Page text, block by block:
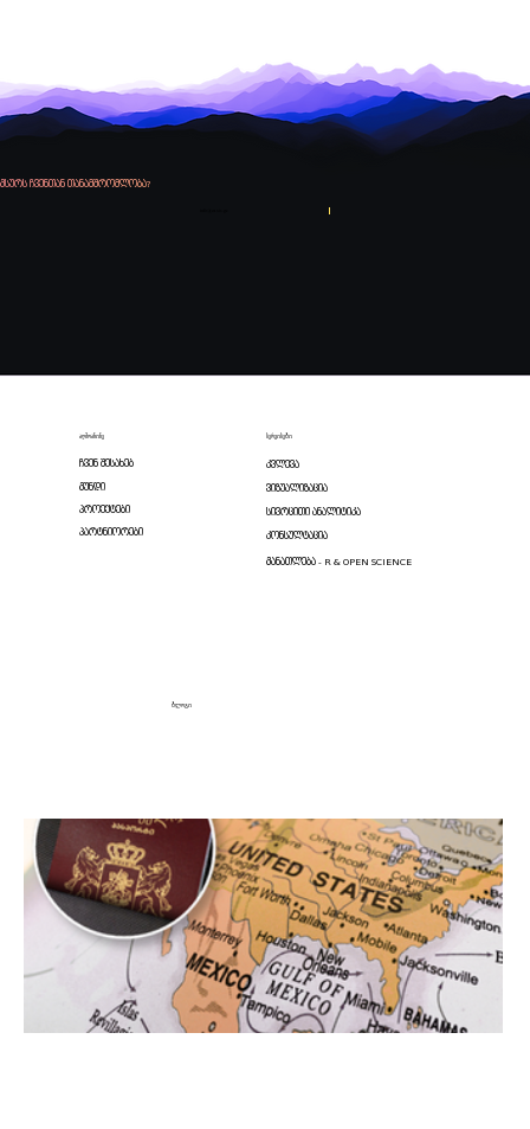
ბლოგი
აღმოაჩინე
ჩვენ შესახებ
გუნდი
პროექტები
პარტნიორები
სერვისები
კვლევა
ვიზუალიზაცია
განათლება - R & OPEN SCIENCE
კონსულტაცია
სივრცითი ანალიტიკა
გსურს ჩვენთან თანამშრომლობა?